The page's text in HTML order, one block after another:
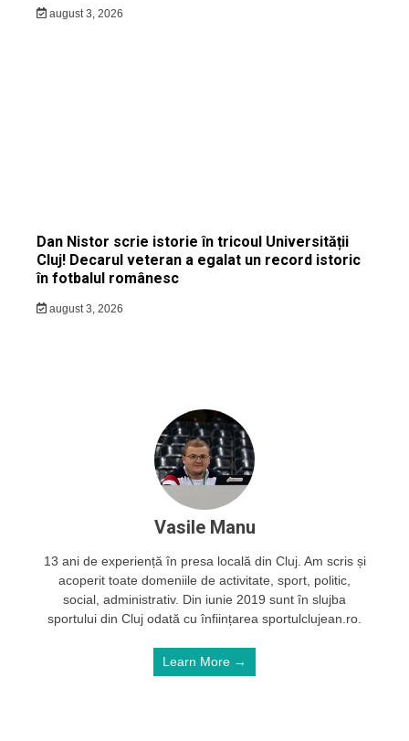
august 3, 2026
Dan Nistor scrie istorie în tricoul Universității
Cluj! Decarul veteran a egalat un record istoric
în fotbalul românesc
august 3, 2026
Vasile Manu
13 ani de experiență în presa locală din Cluj. Am scris și
acoperit toate domeniile de activitate, sport, politic,
social, administrativ. Din iunie 2019 sunt în slujba
sportului din Cluj odată cu înființarea sportulclujean.ro.
Learn More →